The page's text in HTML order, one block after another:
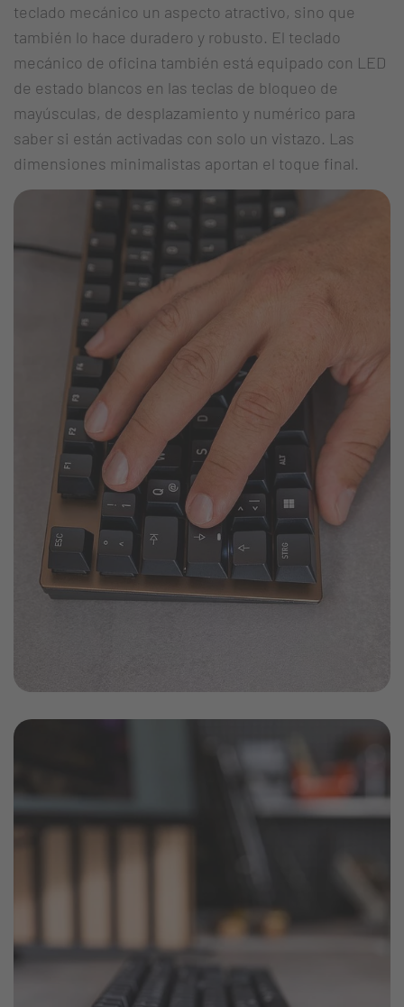
teclado mecánico un aspecto atractivo, sino que
también lo hace duradero y robusto. El teclado
mecánico de oficina también está equipado con LED
de estado blancos en las teclas de bloqueo de
mayúsculas, de desplazamiento y numérico para
saber si están activadas con solo un vistazo. Las
dimensiones minimalistas aportan el toque final.